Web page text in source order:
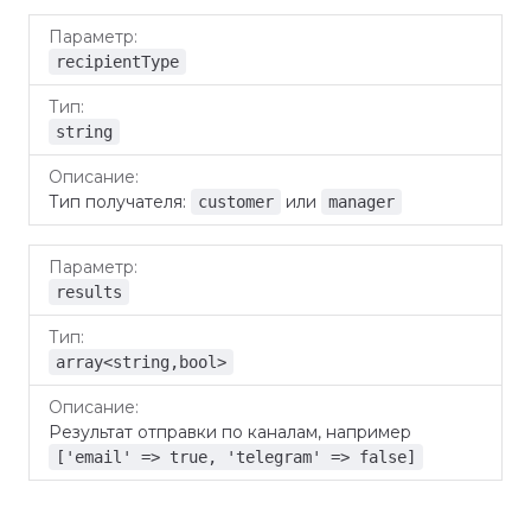
recipientType
string
Тип получателя: customer или manager
results
array<string,bool>
Результат отправки по каналам, например
['email' => true, 'telegram' => false]